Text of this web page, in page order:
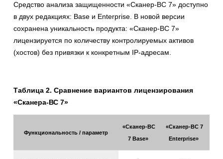
Средство анализа защищенности «Сканер-ВС 7» доступно
в двух редакциях: Base и Enterprise. В новой версии
сохранена уникальность продукта: «Сканер-ВС 7»
лицензируется по количеству контролируемых активов
(хостов) без привязки к конкретным IP-адресам.
Таблица 2. Сравнение вариантов лицензирования
«Сканера-ВС 7»
Функциональность / параметр
«Сканер-ВС
7 Base»
«Сканер-ВС 7
Enterprise»